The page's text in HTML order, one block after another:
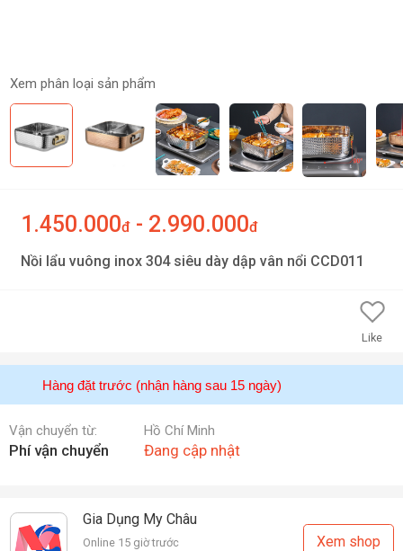
Xem phân loại sản phẩm
1.450.000đ - 2.990.000đ
Nồi lẩu vuông inox 304 siêu dày dập vân nổi CCD011
Like
Hàng đặt trước (nhận hàng sau 15 ngày)
Vận chuyển từ: Hồ Chí Minh
Phí vận chuyển Đang cập nhật
Gia Dụng My Châu
Online 15 giờ trước Xem shop